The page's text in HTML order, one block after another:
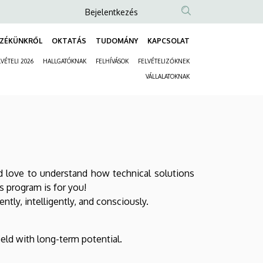
Anonim
fiók
menüje
Bejelentkezés
OKTATÁS TUDOMÁNY KAPCSOLAT
2026 HALLGATÓKNAK FELHÍVÁSOK FELVÉTELIZŐKNEK
VÁLLALATOKNAK
to understand how technical solutions
program is for you!
intelligently, and consciously.
with long-term potential.